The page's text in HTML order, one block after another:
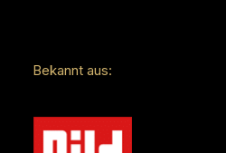
Bekannt aus: